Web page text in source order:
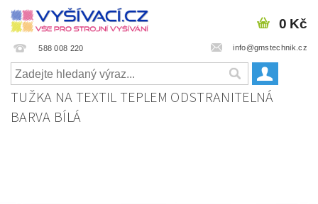
588 008 220 info@gmstechnik.cz
0 Kč
TUŽKA NA TEXTIL TEPLEM ODSTRANITELNÁ
BARVA BÍLÁ